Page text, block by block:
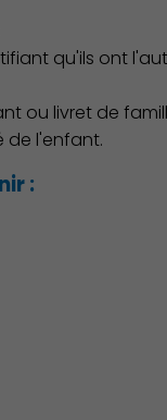
qu'ils ont
ou livret de
l'enfant.
: